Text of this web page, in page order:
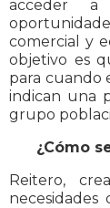
acceder a
comercial y
objetivo es
para cuando
indican una
grupo
¿Cómo
Reitero,
necesidades